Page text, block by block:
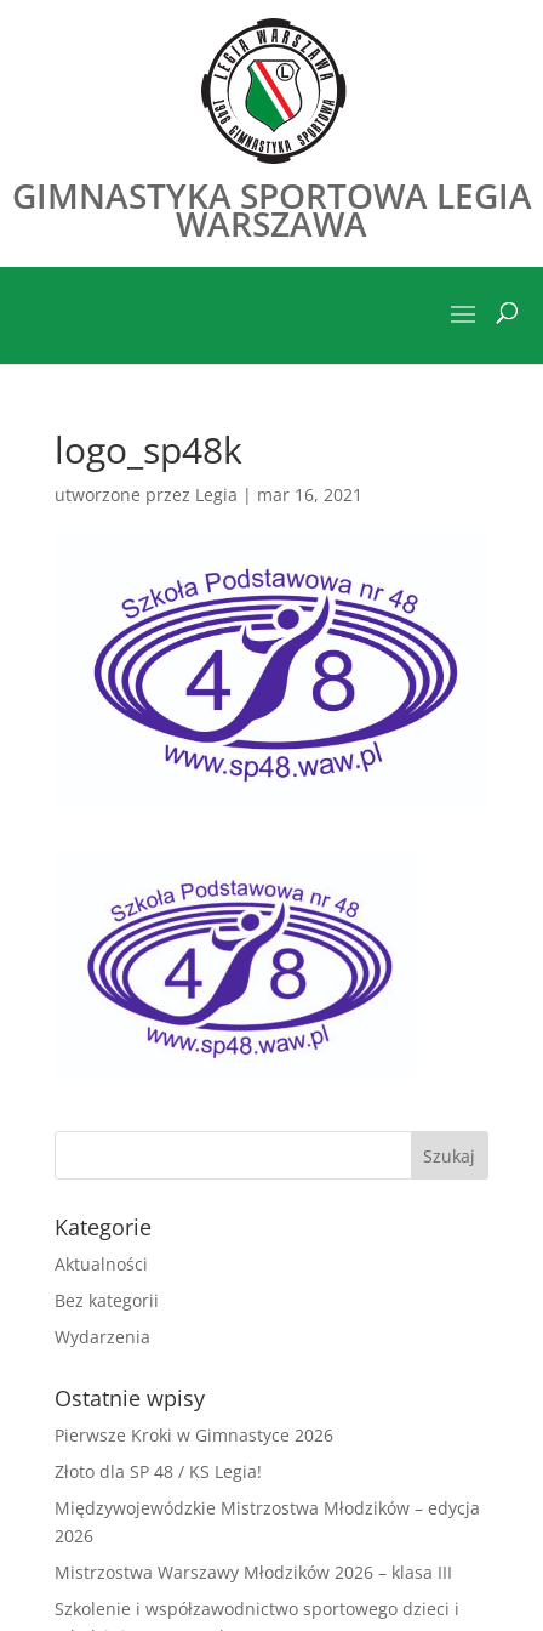
GIMNASTYKA SPORTOWA LEGIA
WARSZAWA
logo_sp48k
utworzone przez Legia | mar 16, 2021
Kategorie
Aktualności
Bez kategorii
Wydarzenia
Ostatnie wpisy
Pierwsze Kroki w Gimnastyce 2026
Złoto dla SP 48 / KS Legia!
Międzywojewódzkie Mistrzostwa Młodzików – edycja
2026
Mistrzostwa Warszawy Młodzików 2026 – klasa III
Szkolenie i współzawodnictwo sportowego dzieci i